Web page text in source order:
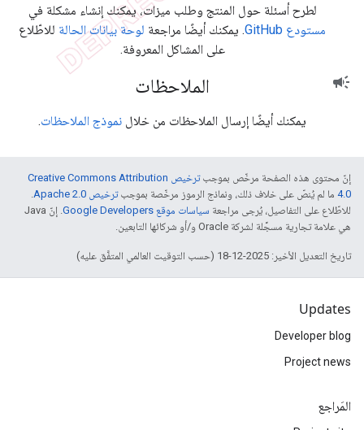
لطرح أسئلة حول المنتج وطلب ميزات، يمكنك إنشاء مشكلة في
مستودع GitHub
. يمكنك أيضًا مراجعة لوحة بيانات الحالة للاطّلاع
على المشاكل المعروفة.
campaign الملاحظات
يمكنك أيضًا إرسال الملاحظات من خلال نموذج الملاحظات.
إنّ محتوى هذه الصفحة مرخّص بموجب
ترخيص Creative Commons Attribution
4.0‏ ما لم يُنصّ على خلاف ذلك، ونماذج الرموز مرخّصة بموجبترخيص Apache 2.0‏
.
للاطّلاع على التفاصيل، يُرجى مراجعة سياسات موقع Google Developers‏
. إنّ Java
هي علامة تجارية مسجَّلة لشركة Oracle و/أو شركائها التابعين.
تاريخ التعديل الأخير: 2025-12-18 (حسب التوقيت العالمي المتفَّق عليه)
Updates
Developer blog
Project news
المَراجع